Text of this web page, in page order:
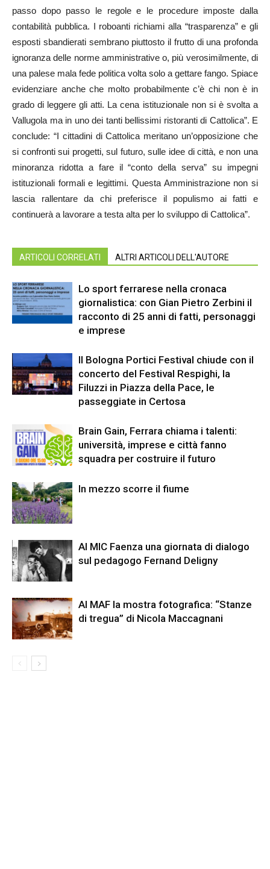
passo dopo passo le regole e le procedure imposte dalla
contabilità pubblica. I roboanti richiami alla “trasparenza” e gli
esposti sbandierati sembrano piuttosto il frutto di una profonda
ignoranza delle norme amministrative o, più verosimilmente, di
una palese mala fede politica volta solo a gettare fango. Spiace
evidenziare anche che molto probabilmente c’è chi non è in
grado di leggere gli atti. La cena istituzionale non si è svolta a
Vallugola ma in uno dei tanti bellissimi ristoranti di Cattolica”. E
conclude: “I cittadini di Cattolica meritano un’opposizione che
si confronti sui progetti, sul futuro, sulle idee di città, e non una
minoranza ridotta a fare il “conto della serva” su impegni
istituzionali formali e legittimi. Questa Amministrazione non si
lascia rallentare da chi preferisce il populismo ai fatti e
continuerà a lavorare a testa alta per lo sviluppo di Cattolica”.
ARTICOLI CORRELATI ALTRI ARTICOLI DELL'AUTORE
Lo sport ferrarese nella cronaca
giornalistica: con Gian Pietro Zerbini il
racconto di 25 anni di fatti, personaggi
e imprese
Il Bologna Portici Festival chiude con il
concerto del Festival Respighi, la
Filuzzi in Piazza della Pace, le
passeggiate in Certosa
Brain Gain, Ferrara chiama i talenti:
università, imprese e città fanno
squadra per costruire il futuro
In mezzo scorre il fiume
Al MIC Faenza una giornata di dialogo
sul pedagogo Fernand Deligny
Al MAF la mostra fotografica: “Stanze
di tregua” di Nicola Maccagnani